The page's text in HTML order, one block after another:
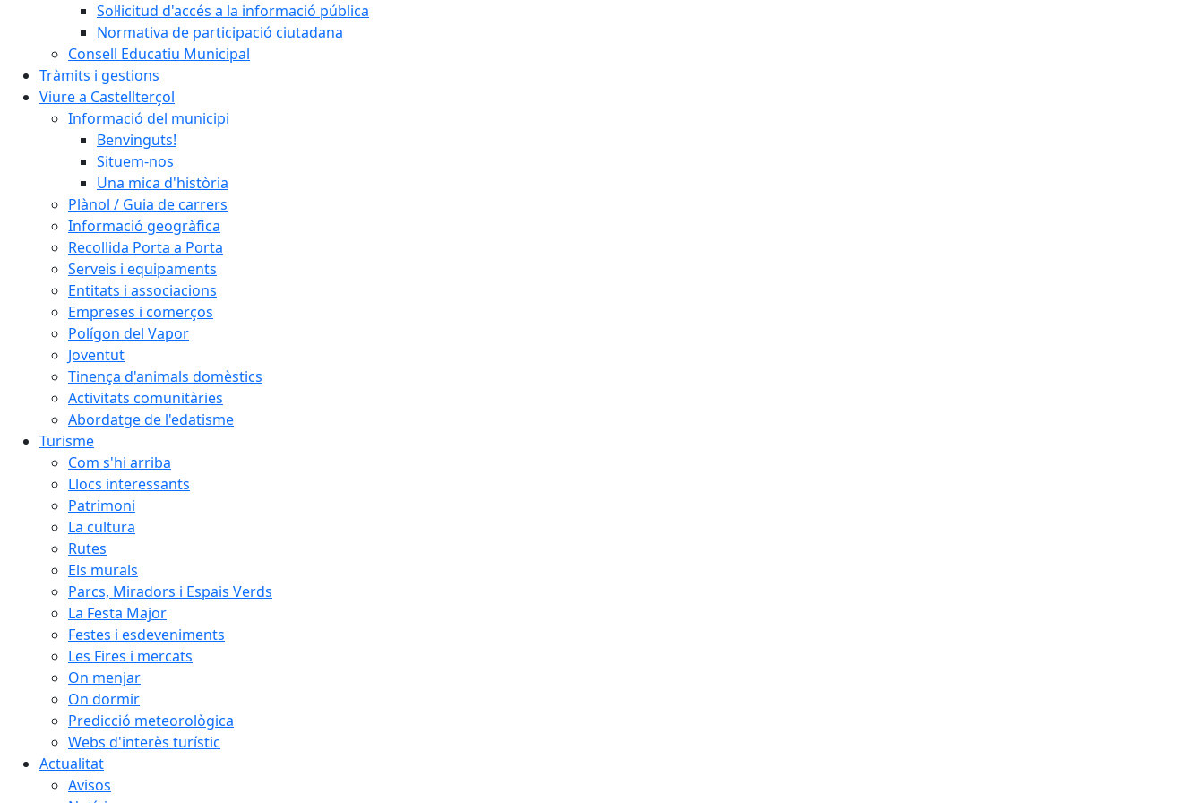
Sol·licitud d'accés a la informació pública
Normativa de participació ciutadana
Consell Educatiu Municipal
Tràmits i gestions
Viure a Castellterçol
Informació del municipi
Benvinguts!
Situem-nos
Una mica d'història
Plànol / Guia de carrers
Informació geogràfica
Recollida Porta a Porta
Serveis i equipaments
Entitats i associacions
Empreses i comerços
Polígon del Vapor
Joventut
Tinença d'animals domèstics
Activitats comunitàries
Abordatge de l'edatisme
Turisme
Com s'hi arriba
Llocs interessants
Patrimoni
La cultura
Rutes
Els murals
Parcs, Miradors i Espais Verds
La Festa Major
Festes i esdeveniments
Les Fires i mercats
On menjar
On dormir
Predicció meteorològica
Webs d'interès turístic
Actualitat
Avisos